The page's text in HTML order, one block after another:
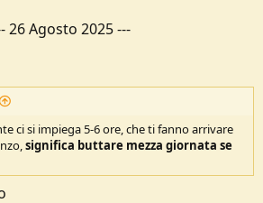
26 Agosto 2025---
ci si impiega 5-6 ore, che ti fanno arrivare
significa buttare mezza giornata se